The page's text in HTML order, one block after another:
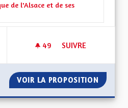
catégorie : L'attractivité
de l'Alsace et de ses
49 49 ABONNÉS
SUIVRE
VOIR LA PROPOSITION